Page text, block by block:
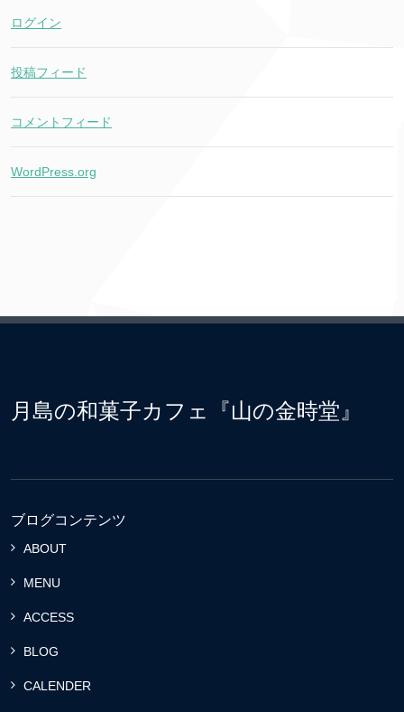
ログイン
投稿フィード
コメントフィード
WordPress.org
月島の和菓子カフェ『山の金時堂』
ブログコンテンツ
ABOUT
MENU
ACCESS
BLOG
CALENDER